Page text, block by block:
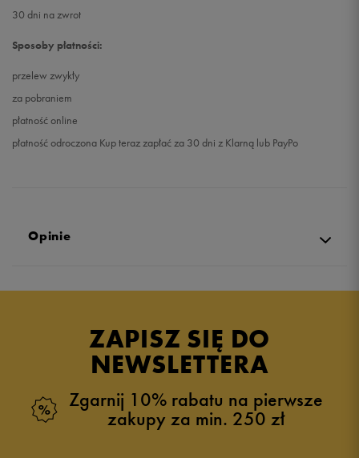
30 dni na zwrot
Sposoby płatności:
przelew zwykły
za pobraniem
płatność online
płatność odroczona Kup teraz zapłać za 30 dni z Klarną lub PayPo
Opinie
ZAPISZ SIĘ DO
NEWSLETTERA
Zgarnij 10% rabatu na pierwsze
zakupy za min. 250 zł